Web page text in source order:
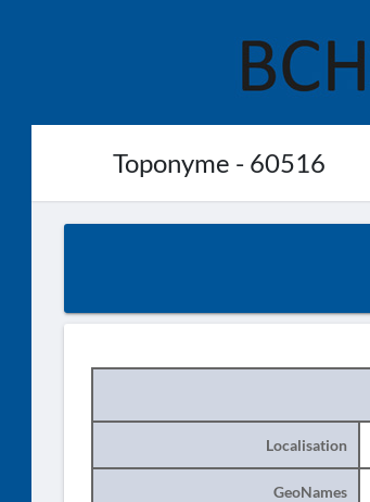
Toponyme - 60516
Localisation
GeoNames